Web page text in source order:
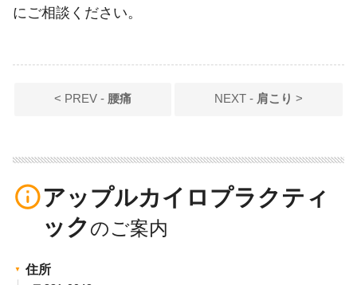
にご相談ください。
< PREV - 腰痛 NEXT - 肩こり >
info_outlineアップルカイロプラクティ
ック
住所